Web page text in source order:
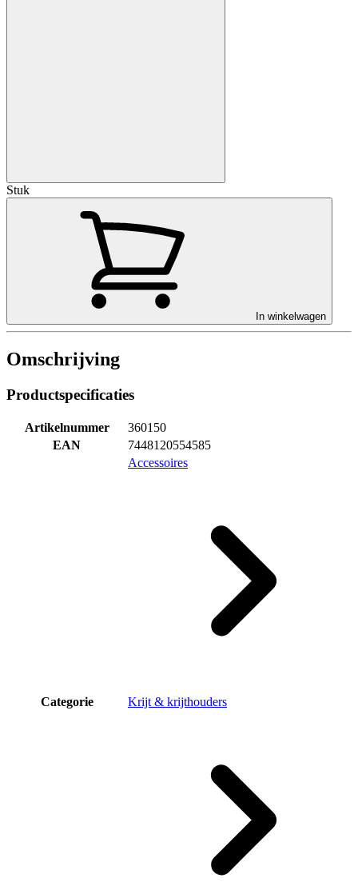
Stuk
In winkelwagen
Omschrijving
Productspecificaties
Artikelnummer
360150
EAN
7448120554585
Categorie
Accessoires
Krijt & krijthouders